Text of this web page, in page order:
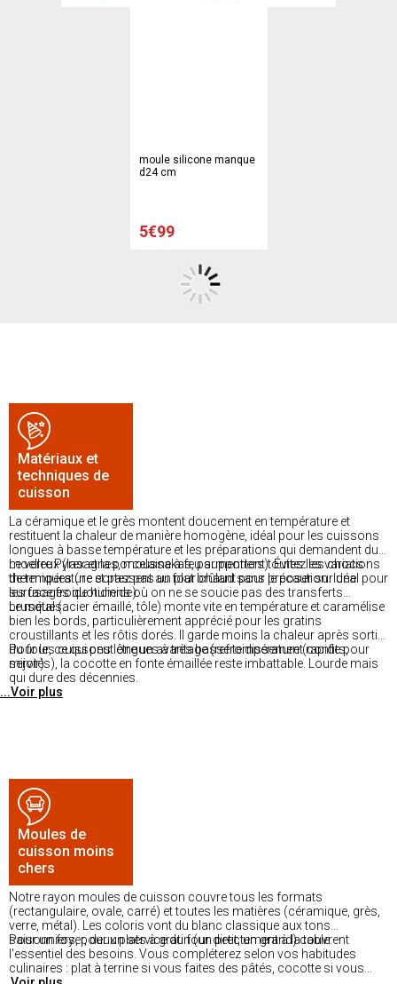
moule silicone manque
d24 cm
5€99
Matériaux et
techniques de
cuisson
La céramique et le grès montent doucement en température et
restituent la chaleur de manière homogène, idéal pour les cuissons
longues à basse température et les préparations qui demandent du
moelleux (lasagnes, moussakas, parmentiers). Évitez les chocs
thermiques (ne sortez pas un plat brûlant pour le poser sur une
surface froide humide).
Le verre Pyrex et la porcelaine à feu supportent toutes les variations
de température et passent au four chaud sans précaution. Idéal pour
les usages quotidiens où on ne se soucie pas des transferts
brusques.
Le métal (acier émaillé, tôle) monte vite en température et caramélise
bien les bords, particulièrement apprécié pour les gratins
croustillants et les rôtis dorés. Il garde moins la chaleur après sortie
du four, ce qui peut être un avantage (refroidissement rapide pour
servir).
Pour les cuissons longues à très basse température (confits,
mijotés), la cocotte en fonte émaillée reste imbattable. Lourde mais
qui dure des décennies.
...Voir plus
Moules de
cuisson moins
chers
Notre rayon moules de cuisson couvre tous les formats
(rectangulaire, ovale, carré) et toutes les matières (céramique, grès,
verre, métal). Les coloris vont du blanc classique aux tons
saisonniers, pour un service du four directement à la table.
Pour un foyer, deux plats à gratin (un petit, un grand) couvrent
l'essentiel des besoins. Vous compléterez selon vos habitudes
culinaires : plat à terrine si vous faites des pâtés, cocotte si vous